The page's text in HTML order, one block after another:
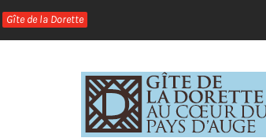
Gîte de la Dorette